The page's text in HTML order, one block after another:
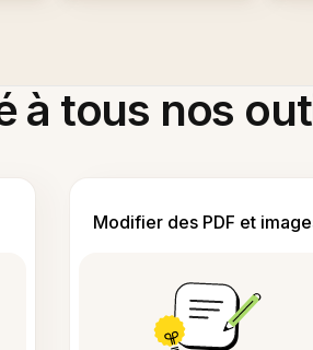
à tous nos
Modifier des PDF et